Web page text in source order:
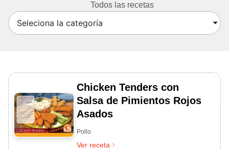
Todos las recetas
Seleciona la categoría
Chicken Tenders con
Salsa de Pimientos Rojos
Asados
Pollo
Ver receta